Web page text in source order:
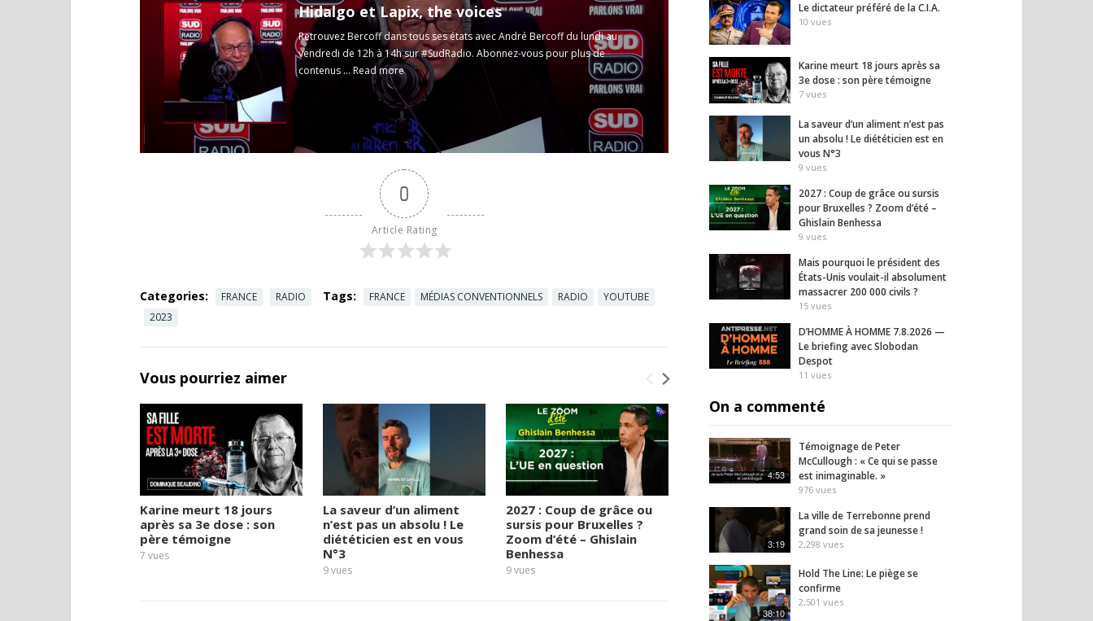
Hidalgo et Lapix, the voices
Retrouvez Bercoff dans tous ses états avec André Bercoff du lundi au
vendredi de 12h à 14h sur #SudRadio. Abonnez-vous pour plus de
contenus ... Read more
0
Article Rating
Categories: FRANCE RADIO Tags: FRANCE MÉDIAS CONVENTIONNELS RADIO
YOUTUBE
2023
Vous pourriez aimer
Karine meurt 18 jours
après sa 3e dose : son
père témoigne
7 vues
La saveur d’un aliment
n’est pas un absolu ! Le
diététicien est en vous
N°3
9vues
2027 : Coup de grâce ou
sursis pour Bruxelles ?
Zoom d’été – Ghislain
Benhessa
9vues
Sa vie a basculé en 3 jours
: le témoignage
bouleversant de Julie.
vues
Œdèmes, paralysies et
urticaire après Pfizer :
Julie témoigne
Le dictateur préféré de la C.I.A.
10 vues
Karine meurt 18 jours après sa
3e dose : son père témoigne
7 vues
La saveur d’un aliment n’est pas
un absolu ! Le diététicien est en
vous N°3
9 vues
2027 : Coup de grâce ou sursis
pour Bruxelles ? Zoom d’été –
Ghislain Benhessa
9 vues
Mais pourquoi le président des
États-Unis voulait-il absolument
massacrer 200 000 civils ?
15 vues
D’HOMME À HOMME 7.8.2026 —
Le briefing avec Slobodan
Despot
11 vues
On a commenté
4:53
Témoignage de Peter
McCullough : « Ce qui se passe
est inimaginable. »
976 vues
3:19
La ville de Terrebonne prend
grand soin de sa jeunesse !
2,298 vues
38:10
Hold The Line: Le piège se
confirme
2,501 vues